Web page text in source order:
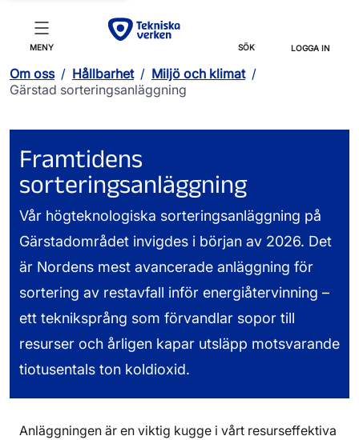
MENY SÖK LOGGA IN
Om oss / Hållbarhet / Miljö och klimat /
Gärstad sorteringsanläggning
Framtidens
sorteringsanläggning
Vår högteknologiska sorteringsanläggning på
Gärstadområdet invigdes i början av 2026. Det
är Nordens mest avancerade anläggning för
sortering av restavfall inför energiåtervinning –
ett tekniksprång som förvandlar sopor till
resurser och årligen kapar utsläpp motsvarande
tiotusentals ton koldioxid.
Anläggningen är en viktig kugge i vårt resurseffektiva